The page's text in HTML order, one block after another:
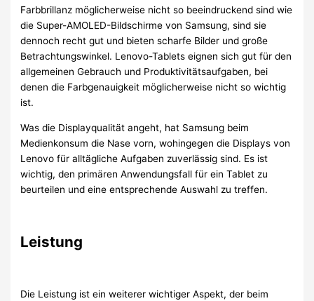
Farbbrillanz möglicherweise nicht so beeindruckend sind wie
die Super-AMOLED-Bildschirme von Samsung, sind sie
dennoch recht gut und bieten scharfe Bilder und große
Betrachtungswinkel. Lenovo-Tablets eignen sich gut für den
allgemeinen Gebrauch und Produktivitätsaufgaben, bei
denen die Farbgenauigkeit möglicherweise nicht so wichtig
ist.
Was die Displayqualität angeht, hat Samsung beim
Medienkonsum die Nase vorn, wohingegen die Displays von
Lenovo für alltägliche Aufgaben zuverlässig sind. Es ist
wichtig, den primären Anwendungsfall für ein Tablet zu
beurteilen und eine entsprechende Auswahl zu treffen.
Leistung
Die Leistung ist ein weiterer wichtiger Aspekt, der beim